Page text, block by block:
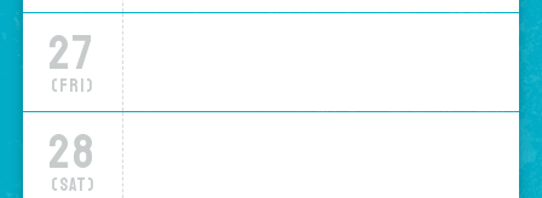
27
(Fri)
28
(Sat)